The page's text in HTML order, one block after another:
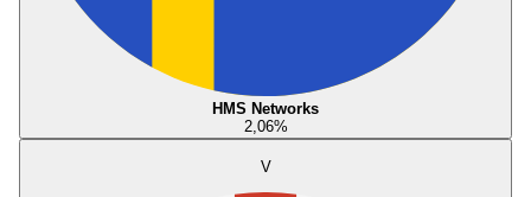
HMS Networks
2,06%
V